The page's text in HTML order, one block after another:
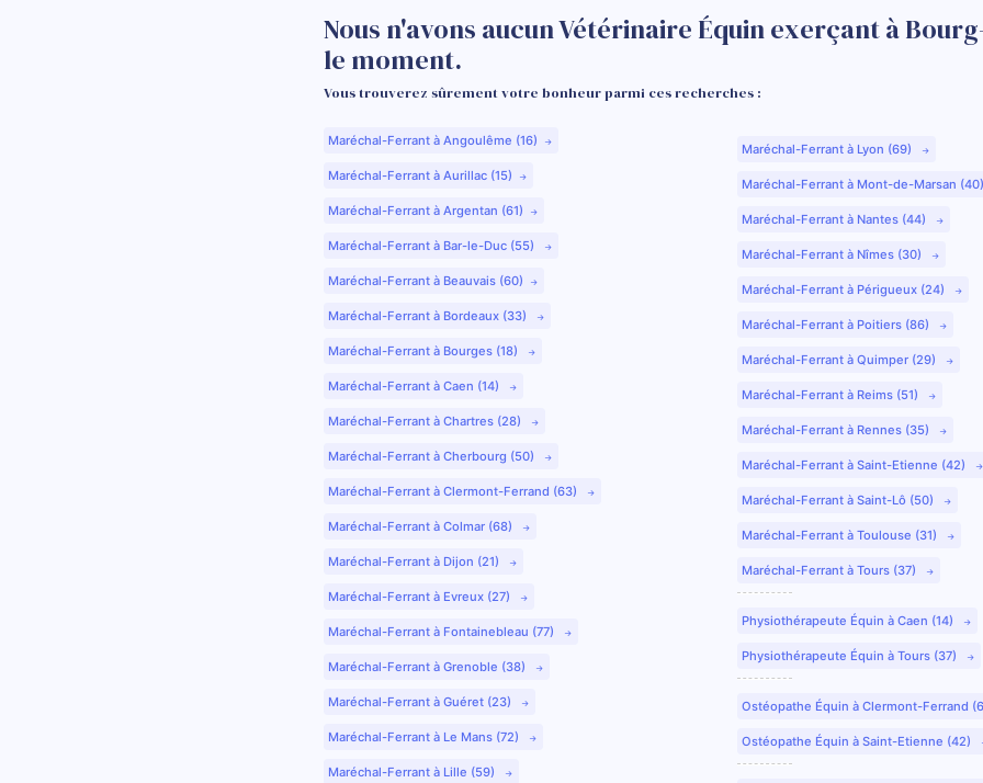
Nous n'avons aucun Vétérinaire Équin exerçant à
le moment.
Vous trouverez sûrement votre bonheur parmi ces recherches :
Maréchal-Ferrant à Angoulême (16)
Maréchal-Ferrant à Aurillac (15)
Maréchal-Ferrant à Argentan (61)
Maréchal-Ferrant à Bar-le-Duc (55)
Maréchal-Ferrant à Beauvais (60)
Maréchal-Ferrant à Bordeaux (33)
Maréchal-Ferrant à Bourges (18)
Maréchal-Ferrant à Caen (14)
Maréchal-Ferrant à Chartres (28)
Maréchal-Ferrant à Cherbourg (50)
Maréchal-Ferrant à Clermont-Ferrand (63)
Maréchal-Ferrant à Colmar (68)
Maréchal-Ferrant à Dijon (21)
Maréchal-Ferrant à Evreux (27)
Maréchal-Ferrant à Fontainebleau (77)
Maréchal-Ferrant à Grenoble (38)
Maréchal-Ferrant à Guéret (23)
Maréchal-Ferrant à Le Mans (72)
Maréchal-Ferrant à Lille (59)
Maréchal-Ferrant à Lyon (69)
Maréchal-Ferrant à Mont-de-Marsan
Maréchal-Ferrant à Nantes (44)
Maréchal-Ferrant à Nîmes (30)
Maréchal-Ferrant à Périgueux (24)
Maréchal-Ferrant à Poitiers (86)
Maréchal-Ferrant à Quimper (29)
Maréchal-Ferrant à Reims (51)
Maréchal-Ferrant à Rennes (35)
Maréchal-Ferrant à Saint-Etienne (42)
Maréchal-Ferrant à Saint-Lô (50)
Maréchal-Ferrant à Toulouse (31)
Maréchal-Ferrant à Tours (37)
Physiothérapeute Équin à Caen (14)
Physiothérapeute Équin à Tours (37)
Ostéopathe Équin à Clermont-Ferrand
Ostéopathe Équin à Saint-Etienne (42)